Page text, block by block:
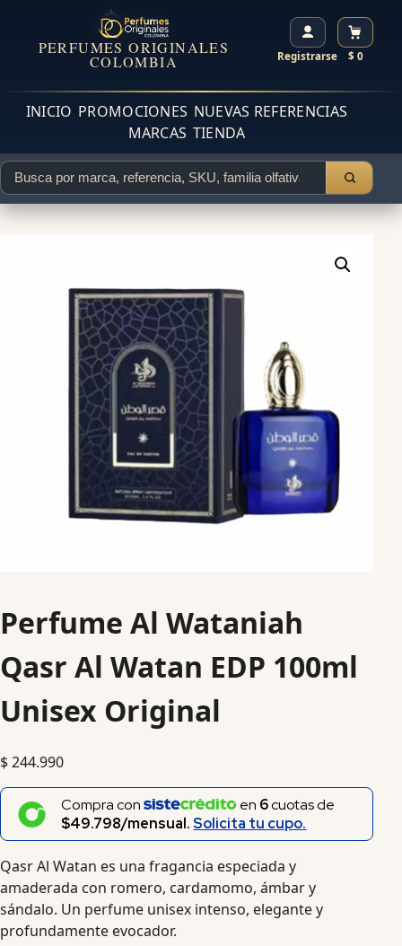
PERFUMES ORIGINALES
COLOMBIA Registrarse $ 0
INICIO PROMOCIONES NUEVAS REFERENCIAS
MARCAS TIENDA
Perfume Al Wataniah
Qasr Al Watan EDP 100ml
Unisex Original
$244.990
Compra con en 6cuotas de
$49.798/mensual.Solicita tu cupo.
Qasr Al Watan es una fragancia especiada y
amaderada con romero, cardamomo, ámbar y
sándalo. Un perfume unisex intenso, elegante y
profundamente evocador.